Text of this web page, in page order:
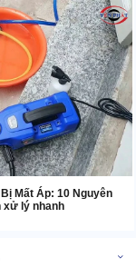
Mất Áp: 10 Nguyên
xử lý nhanh